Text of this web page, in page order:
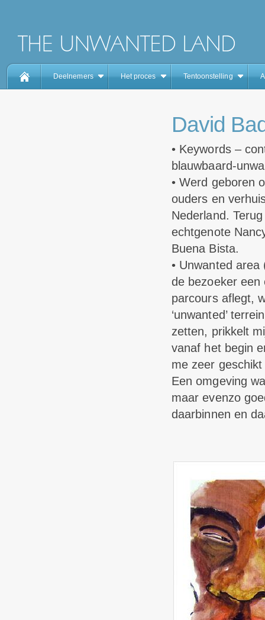
Deelnemers Het proces Tentoonstelling
David
• Keywords –
blauwbaard-
• Werd geboren
ouders en
Nederland.
echtgenote
Buena Bista.
• Unwanted
de bezoeker een
parcours aflegt,
‘unwanted’
zetten, prikkelt
vanaf het begin
me zeer
Een omgeving
maar evenzo
daarbinnen en